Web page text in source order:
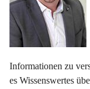
Informationen zu
es Wissenswertes